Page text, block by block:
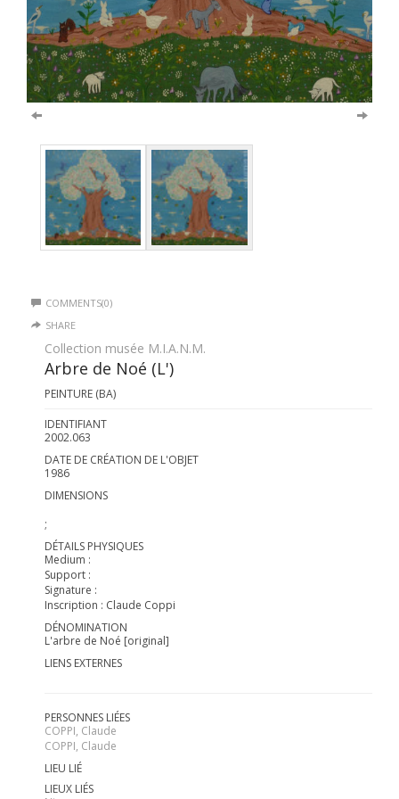
COMMENTS(0)
SHARE
Collection musée M.I.A.N.M.
Arbre de Noé (L')
PEINTURE (BA)
IDENTIFIANT
2002.063
DATE DE CRÉATION DE L'OBJET
1986
DIMENSIONS
;
DÉTAILS PHYSIQUES
Medium :
Support :
Signature :
Inscription : Claude Coppi
DÉNOMINATION
L'arbre de Noé [original]
LIENS EXTERNES
PERSONNES LIÉES
COPPI, Claude
COPPI, Claude
LIEU LIÉ
LIEUX LIÉS